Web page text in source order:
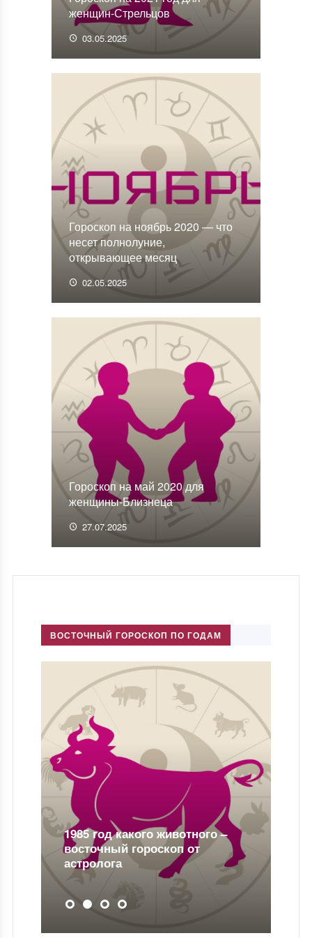
женщин-Стрельцов
03.05.2025
Гороскоп на ноябрь 2020 — что
несет полнолуние,
открывающее месяц
02.05.2025
Гороскоп на май 2020 для
женщины-Близнеца
27.07.2025
ВОСТОЧНЫЙ ГОРОСКОП ПО ГОДАМ
животного –
гороскоп от
2017 год какого
китайскому